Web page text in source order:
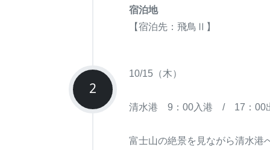
宿泊地
【宿泊先：飛鳥Ⅱ】
2
10/15（木）
清水港 9：00入港 / 17：00
富士山の絶景を見ながら清水港